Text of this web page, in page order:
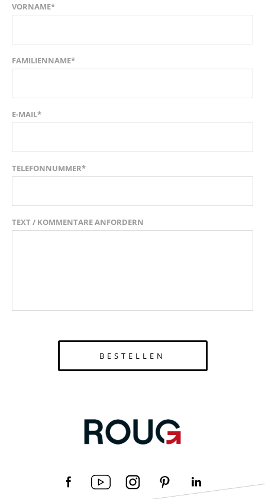
VORNAME*
FAMILIENNAME*
E-MAIL*
TELEFONNUMMER*
TEXT / KOMMENTARE ANFORDERN
BESTELLEN